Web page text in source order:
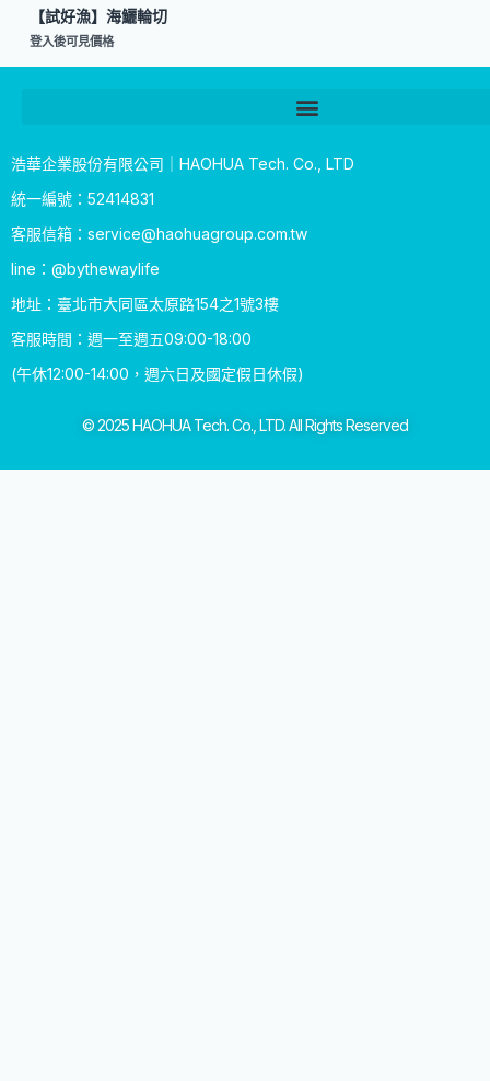
評
分
0
滿
【試好漁】海鱺輪切
登入後可見價格
浩華企業股份有限公司｜HAOHUA Tech. Co., LTD
統一編號：52414831
客服信箱： service@haohuagroup.com.tw
line：@bythewaylife
地址：臺北市大同區太原路154之1號3樓
客服時間：週一至週五09:00-18:00
(午休12:00-14:00，週六日及國定假日休假)
© 2025 HAOHUA Tech. Co., LTD. All Rights Reserved